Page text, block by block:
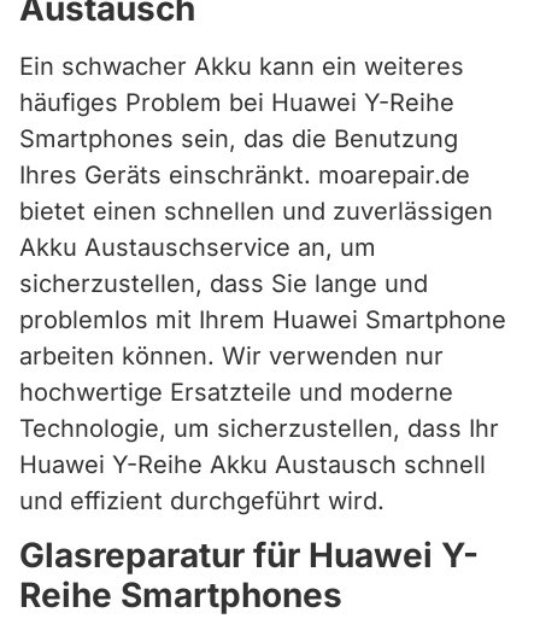
Ein schwacher Akku kann ein weiteres
häufiges Problem bei Huawei Y-Reihe
Smartphones sein, das die Benutzung
Ihres Geräts einschränkt. moarepair.de
bietet einen schnellen und zuverlässigen
Akku Austauschservice an, um
sicherzustellen, dass Sie lange und
problemlos mit Ihrem Huawei Smartphone
arbeiten können. Wir verwenden nur
hochwertige Ersatzteile und moderne
Technologie, um sicherzustellen, dass Ihr
Huawei Y-Reihe Akku Austausch schnell
und effizient durchgeführt wird.
Glasreparatur für Huawei Y-
Reihe Smartphones